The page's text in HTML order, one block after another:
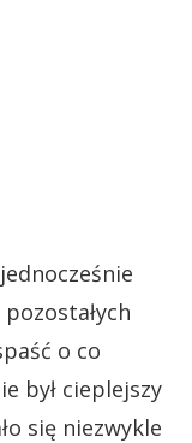
o co
był cieplejszy
się niezwykle